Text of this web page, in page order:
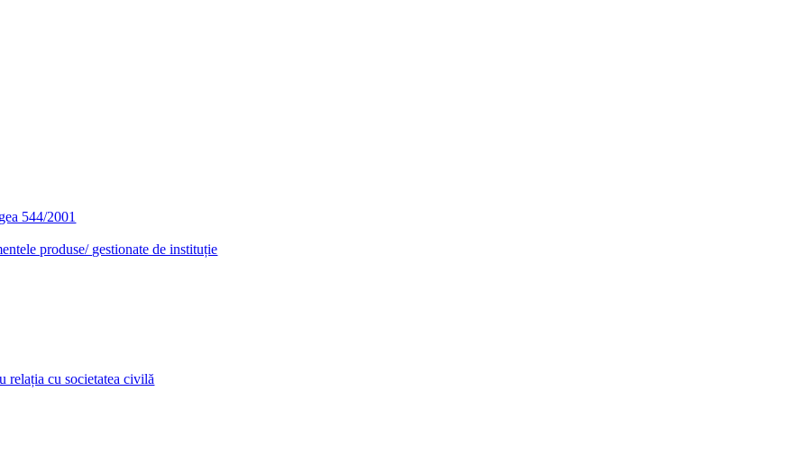
544/2001
produse/ gestionate de instituție
relația cu societatea civilă